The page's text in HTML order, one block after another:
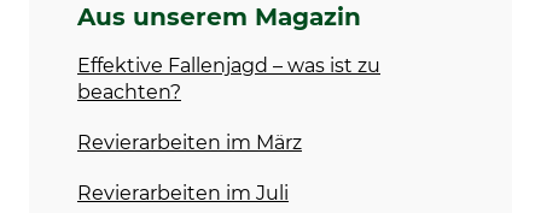
Aus unserem Magazin
Effektive Fallenjagd – was ist zu
beachten?
Revierarbeiten im März
Revierarbeiten im Juli